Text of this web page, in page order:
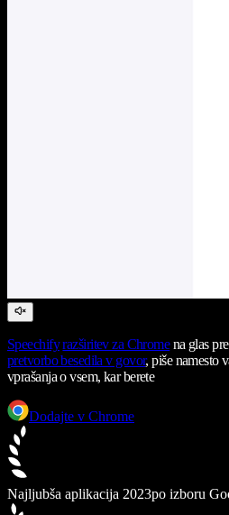
Speechify razširitev za Chromena glas
pretvorbo besedila v govor, piše namesto
vprašanja o vsem, kar berete
Dodajte v Chrome
Najljubša aplikacija 2023po izboru